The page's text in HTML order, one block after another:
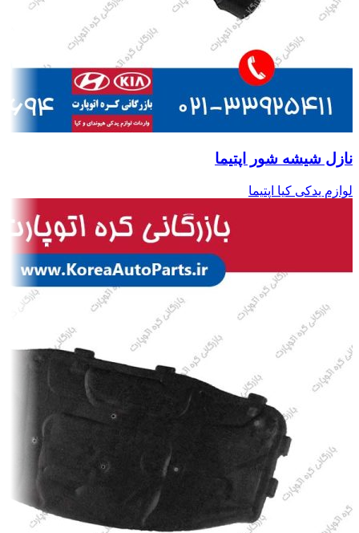
نازل شیشه شور اپتیما
لوازم یدکی کیا اپتیما